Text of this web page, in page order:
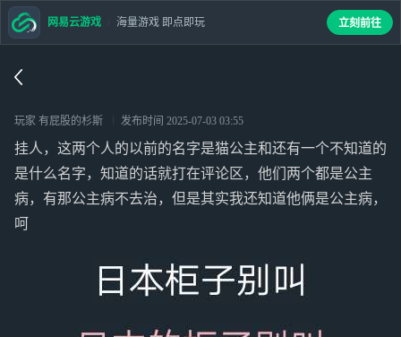
玩家 有屁股的杉斯 发布时间 2025-07-03 03:55
挂人，这两个人的以前的名字是猫公主和还有一个不知道的
是什么名字，知道的话就打在评论区，他们两个都是公主
病，有那公主病不去治，但是其实我还知道他俩是公主病，
呵
网易云游戏 海量游戏 即点即玩 立刻前往